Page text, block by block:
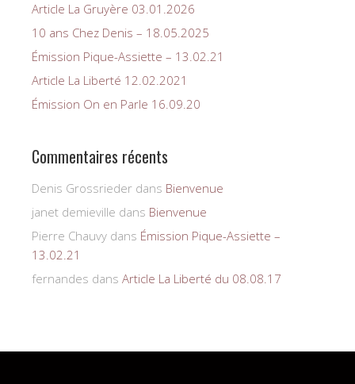
Article La Gruyère 03.01.2026
10 ans Chez Denis – 18.05.2025
Émission Pique-Assiette – 13.02.21
Article La Liberté 12.02.2021
Émission On en Parle 16.09.20
Commentaires récents
Denis Grossrieder dans Bienvenue
janet demieville dans Bienvenue
Pierre Chauvy dans Émission Pique-Assiette –
13.02.21
fernandes dans Article La Liberté du 08.08.17